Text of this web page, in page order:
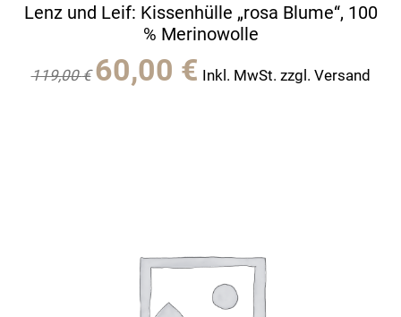
Lenz und Leif: Kissenhülle „rosa Blume“, 100
% Merinowolle
119,00€
Ursprünglicher
Preis
60,00 € Preis
Inkl. MwSt. zzgl. Versand